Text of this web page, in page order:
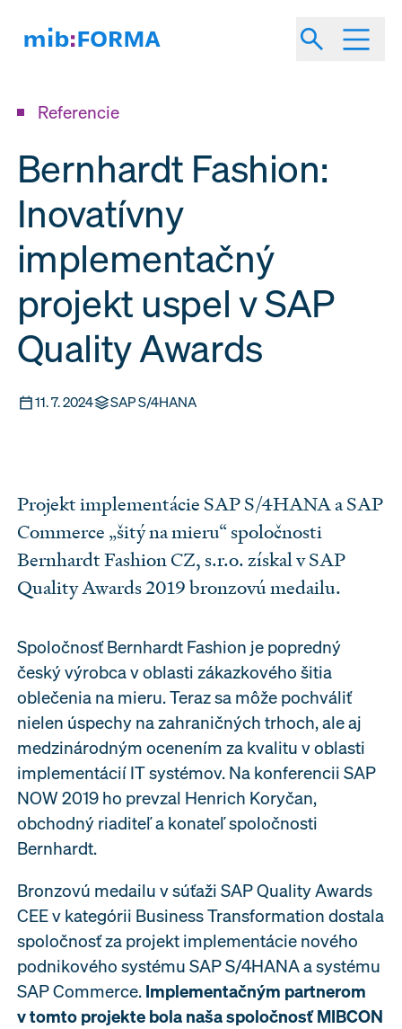
Referencie
Bernhardt Fashion:
Inovatívny
implementačný
projekt uspel v SAP
Quality Awards
11. 7. 2024 SAP S/4HANA
Projekt implementácie SAP S/4HANA a SAP
Commerce „šitý na mieru“ spoločnosti
Bernhardt Fashion CZ, s.r.o. získal v SAP
Quality Awards 2019 bronzovú medailu.
Spoločnosť Bernhardt Fashion je popredný
český výrobca v oblasti zákazkového šitia
oblečenia na mieru. Teraz sa môže pochváliť
nielen úspechy na zahraničných trhoch, ale aj
medzinárodným ocenením za kvalitu v oblasti
implementácií IT systémov. Na konferencii SAP
NOW 2019 ho prevzal Henrich Koryčan,
obchodný riaditeľ a konateľ spoločnosti
Bernhardt.
Bronzovú medailu v súťaži SAP Quality Awards
CEE v kategórii Business Transformation dostala
spoločnosť za projekt implementácie nového
podnikového systému SAP S/4HANA a systému
SAP Commerce. Implementačným partnerom
v tomto projekte bola naša spoločnosť MIBCON